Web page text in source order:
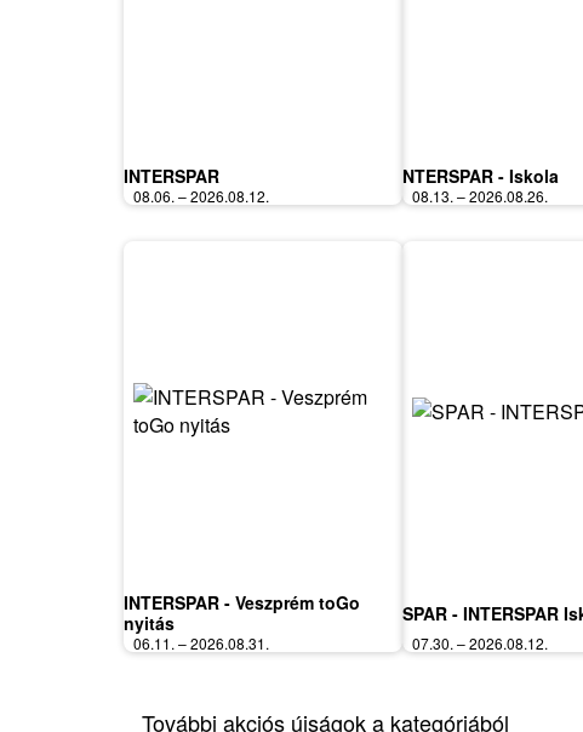
INTERSPAR
08.06. – 2026.08.12.
NTERSPAR - Iskola
08.13. – 2026.08.26.
INTERSPAR - Veszprém toGo
nyitás
06.11. – 2026.08.31.
SPAR - INTERSPAR
07.30. – 2026.08.12.
További akciós újságok a kategóriából